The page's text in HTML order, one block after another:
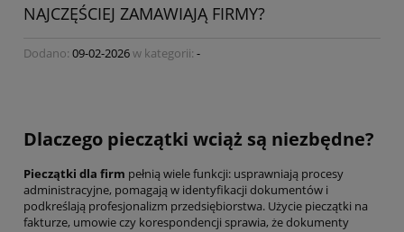
NAJCZĘŚCIEJ ZAMAWIAJĄ FIRMY?
Dodano: 09-02-2026w kategorii: -
Dlaczego pieczątki wciąż są niezbędne?
Pieczątki dla firm pełnią wiele funkcji: usprawniają procesy
administracyjne, pomagają w identyfikacji dokumentów i
podkreślają profesjonalizm przedsiębiorstwa. Użycie pieczątki na
fakturze, umowie czy korespondencji sprawia, że dokumenty